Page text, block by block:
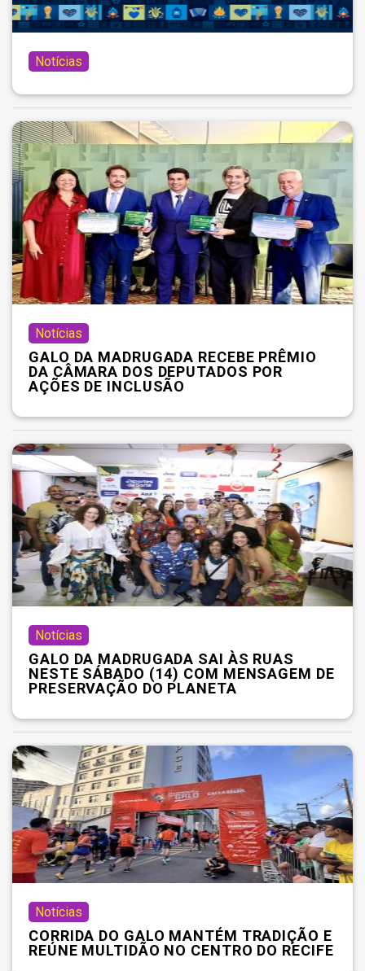
Notícias
Notícias
GALO DA MADRUGADA RECEBE PRÊMIO
DA CÂMARA DOS DEPUTADOS POR
AÇÕES DE INCLUSÃO
Notícias
GALO DA MADRUGADA SAI ÀS RUAS
NESTE SÁBADO (14) COM MENSAGEM DE
PRESERVAÇÃO DO PLANETA
Notícias
CORRIDA DO GALO MANTÉM TRADIÇÃO E
REÚNE MULTIDÃO NO CENTRO DO RECIFE